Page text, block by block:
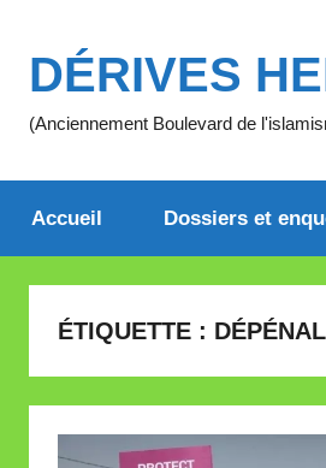
contenu
DÉRIVES
(Anciennement Boulevard de
Accueil Dossiers et
ÉTIQUETTE :